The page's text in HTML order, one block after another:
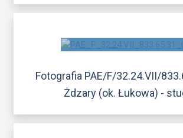
Fotografia PAE/F/32.24.VII/
Żdzary (ok. Łukowa) -